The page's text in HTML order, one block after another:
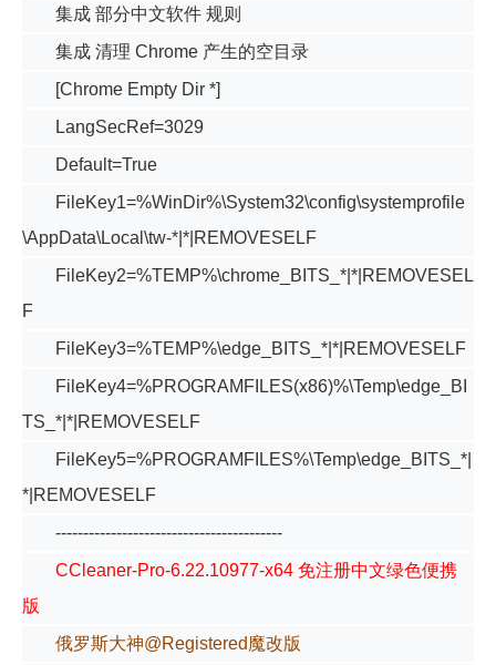
集成 部分中文软件 规则
集成 清理 Chrome 产生的空目录
[Chrome Empty Dir *]
LangSecRef=3029
Default=True
FileKey1=%WinDir%\System32\config\systemprofile
\AppData\Local\tw-*|*|REMOVESELF
FileKey2=%TEMP%\chrome_BITS_*|*|REMOVESEL
F
FileKey3=%TEMP%\edge_BITS_*|*|REMOVESELF
FileKey4=%PROGRAMFILES(x86)%\Temp\edge_BI
TS_*|*|REMOVESELF
FileKey5=%PROGRAMFILES%\Temp\edge_BITS_*|
*|REMOVESELF
-----------------------------------------
CCleaner-Pro-6.22.10977-x64 免注册中文绿色便携
版
俄罗斯大神@Registered魔改版